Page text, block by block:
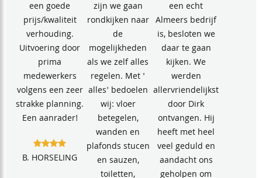
een goede
prijs/kwaliteit
verhouding.
Uitvoering door
prima
medewerkers
volgens een zeer
strakke planning.
Een aanrader!
B. HORSELING
zijn we gaan
rondkijken naar
de
mogelijkheden
als we zelf alles
regelen. Met '
alles' bedoelen
wij: vloer
betegelen,
wanden en
plafonds stucen
en sauzen,
een echt
Almeers bedrijf
is, besloten we
daar te gaan
kijken. We
werden
allervriendelijkst
door Dirk
ontvangen. Hij
heeft met heel
veel geduld en
aandacht ons